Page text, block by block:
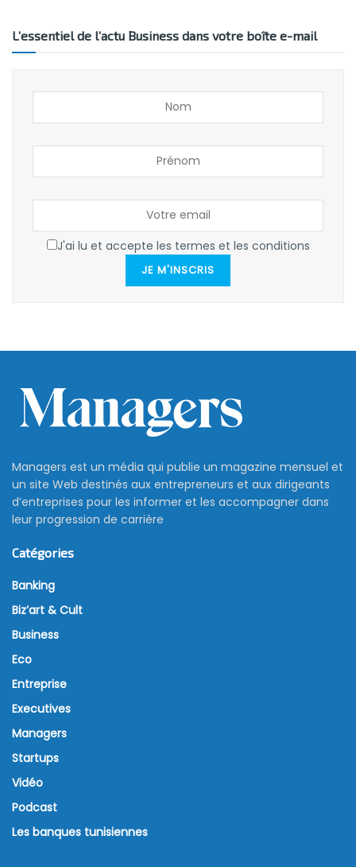
L’essentiel de l’actu Business dans votre boîte e-mail
J'ai lu et accepte les termes et les conditions
JE M'INSCRIS
Managers est un média qui publie un magazine mensuel et
un site Web destinés aux entrepreneurs et aux dirigeants
d’entreprises pour les informer et les accompagner dans
leur progression de carrière
Catégories
Banking
Biz’art & Cult
Business
Eco
Entreprise
Executives
Managers
Startups
Vidéo
Podcast
Les banques tunisiennes